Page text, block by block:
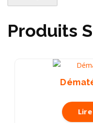
Produits